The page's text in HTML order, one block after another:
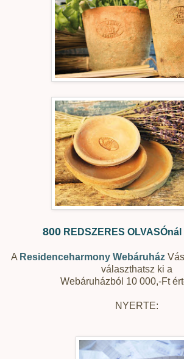
800 REDSZERES
A Residenceharmony Webáruház
választhatsz ki a
Webáruházból 10 000,-Ft
NYERTE: